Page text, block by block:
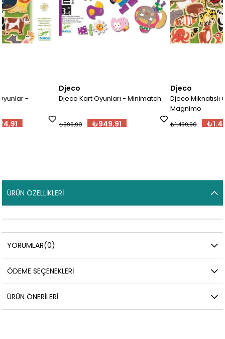
Djeco Kart Oyunları - Minimatch
₺949,91
₺999,90
Djeco Mıknatıslı Oyunlar -
₺1.424,91
ÜRÜN ÖZELLIKLERI
YORUMLAR(0)
ÖDEME SEÇENEKLERI
ÜRÜN ÖNERILERI